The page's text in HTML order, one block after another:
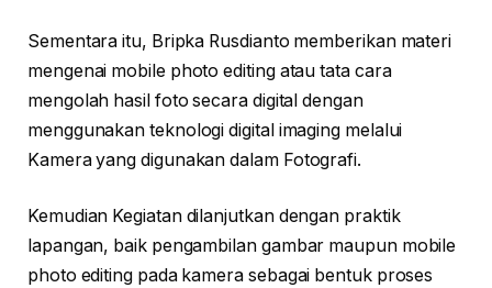
Sementara itu, Bripka Rusdianto memberikan materi
mengenai mobile photo editing atau tata cara
mengolah hasil foto secara digital dengan
menggunakan teknologi digital imaging melalui
Kamera yang digunakan dalam Fotografi.
Kemudian Kegiatan dilanjutkan dengan praktik
lapangan, baik pengambilan gambar maupun mobile
photo editing pada kamera sebagai bentuk proses